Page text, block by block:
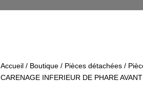
Accueil / Boutique / Pièces détachées /
CARENAGE INFERIEUR DE PHARE